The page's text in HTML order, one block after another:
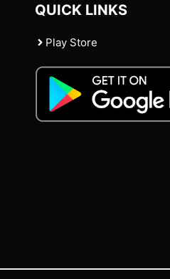
QUICK LINKS
Play Store